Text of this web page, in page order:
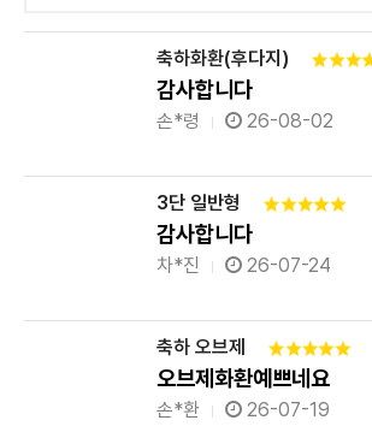
축하화환(후다지)
감사합니다
손*령 26-08-02
3단 일반형
감사합니다
차*진 26-07-24
축하 오브제
오브제화환예쁘네요
손*환 26-07-19